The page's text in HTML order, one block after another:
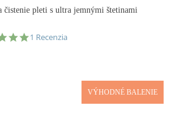
čistenie pleti s ultra jemnými štetinami
5.0
1 Recenzia
VÝHODNÉ BALENIE